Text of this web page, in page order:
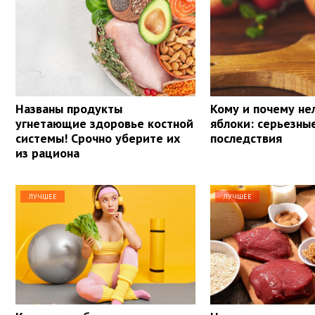
Названы продукты
угнетающие здоровье костной
системы! Срочно уберите их
из рациона
Кому и почему
яблоки:
последствия
ЛУЧШЕЕ ЛУЧШЕЕ